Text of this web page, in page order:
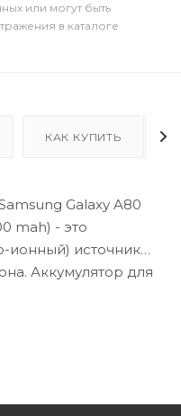
или могут быть
в каталоге
КАК КУПИТЬ
Galaxy A80
mah) - это
ионный) источник
Аккумулятор для
длительного